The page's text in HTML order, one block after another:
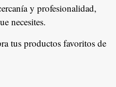
y profesionalidad,
necesites.
tus productos favoritos de